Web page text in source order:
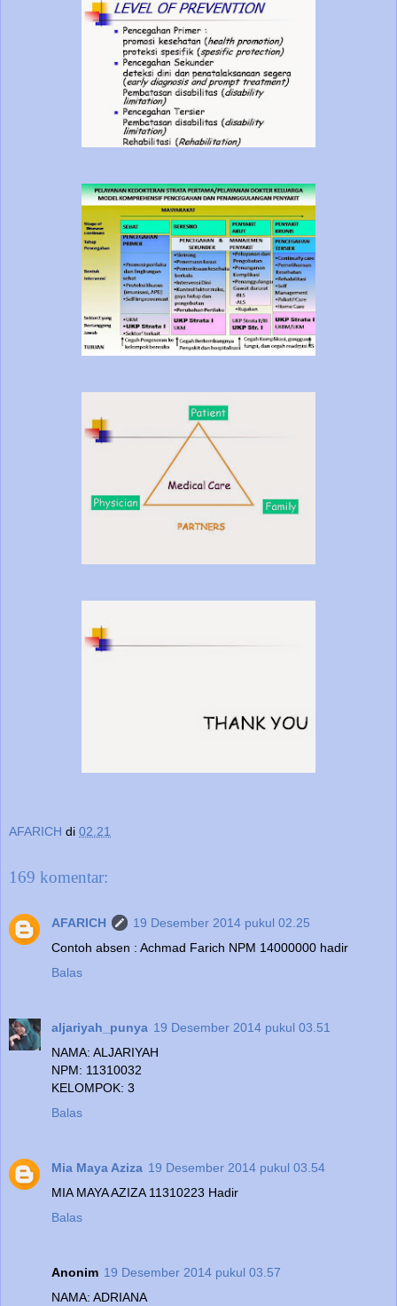
AFARICH di 02.21
169 komentar:
AFARICH
19 Desember 2014 pukul 02.25
Contoh absen : Achmad Farich NPM 14000000 hadir
Balas
aljariyah_punya 19 Desember 2014 pukul 03.51
NAMA: ALJARIYAH
NPM: 11310032
KELOMPOK: 3
Balas
Mia Maya Aziza 19 Desember 2014 pukul 03.54
MIA MAYA AZIZA 11310223 Hadir
Balas
Anonim 19 Desember 2014 pukul 03.57
NAMA: ADRIANA